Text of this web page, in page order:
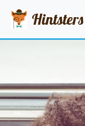
Hintsters